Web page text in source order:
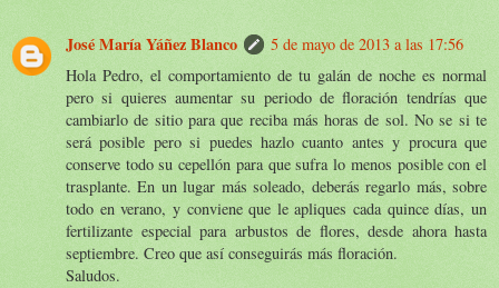
José María Yáñez Blanco
5 de mayo de 2013 a las 17:56
Hola Pedro, el comportamiento de tu galán de noche es normal
pero si quieres aumentar su periodo de floración tendrías que
cambiarlo de sitio para que reciba más horas de sol. No se si te
será posible pero si puedes hazlo cuanto antes y procura que
conserve todo su cepellón para que sufra lo menos posible con el
trasplante. En un lugar más soleado, deberás regarlo más, sobre
todo en verano, y conviene que le apliques cada quince días, un
fertilizante especial para arbustos de flores, desde ahora hasta
septiembre. Creo que así conseguirás más floración.
Saludos.